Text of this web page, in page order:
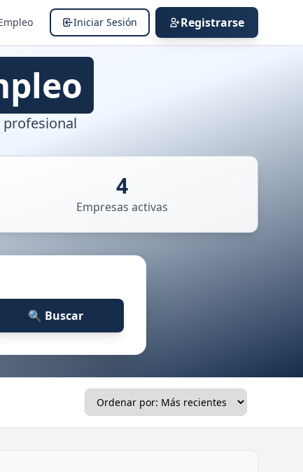
Iniciar Sesión Registrarse
profesional
4
Empresas activas
🔍 Buscar